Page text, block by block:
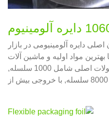
دایره آلومینیوم
دایره آلومینیومی در بازار
بهترین مواد اولیه و ماشین آلات
ساخته شده است, محصولات اصلی شامل 1000 سلسله,
3000 سلسله, 5000 سری و 8000 سلسله, با خروجی بیش از